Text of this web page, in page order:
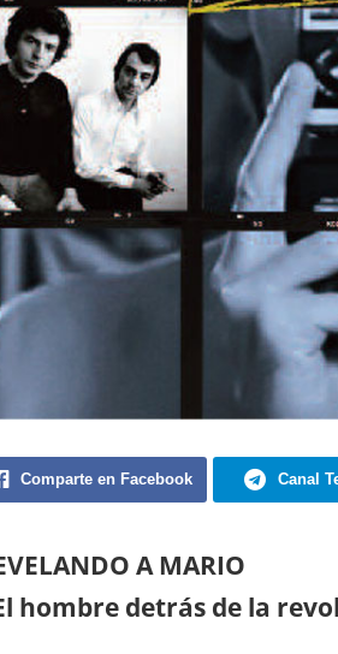
Comparte en Facebook Canal
A MARIO
hombre detrás de la